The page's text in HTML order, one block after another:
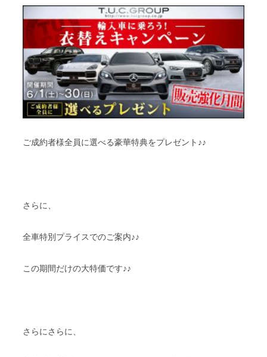
ご成約者様全員に選べる豪華特典をプレゼント♪♪
さらに、
全車特別プライスでのご案内♪♪
この期間だけの大特価です♪♪
さらにさらに、